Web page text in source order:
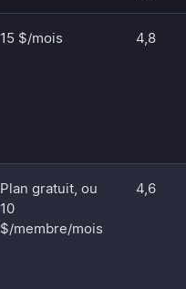
15 $/mois 4,8
Plan gratuit, ou
10
$/membre/mois
4,6